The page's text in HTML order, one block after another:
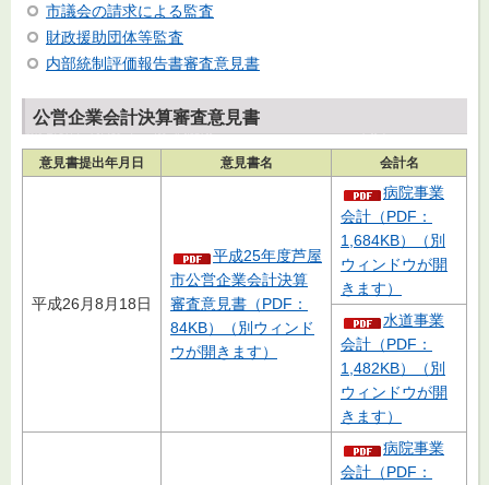
市議会の請求による監査
財政援助団体等監査
内部統制評価報告書審査意見書
公営企業会計決算審査意見書
意見書提出年月日 意見書名 会計名
平成26月8月18日
平成25年度芦屋
市公営企業会計決算
審査意見書（PDF：
84KB）（別ウィンド
ウが開きます）
病院事業
会計（PDF：
1,684KB）（別
ウィンドウが開
きます）
水道事業
会計（PDF：
1,482KB）（別
ウィンドウが開
きます）
病院事業
会計（PDF：